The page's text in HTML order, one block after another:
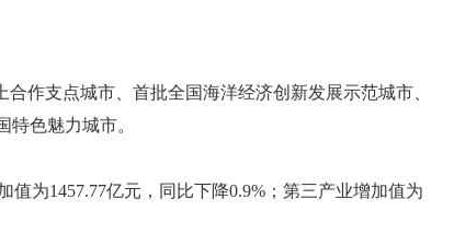
作支点城市、首批全国海洋经济创新发展示范城市、
色魅力城市。
值为1457.77亿元，同比下降0.9%；第三产业增加值为